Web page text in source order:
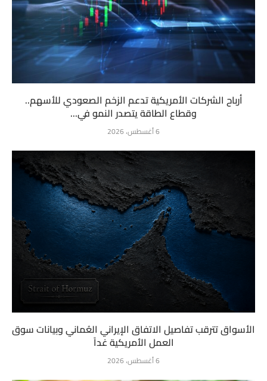
أرباح الشركات الأمريكية تدعم الزخم الصعودي للأسهم..
وقطاع الطاقة يتصدر النمو في...
6 أغسطس، 2026
الأسواق تترقب تفاصيل الاتفاق الإيراني العُماني وبيانات سوق
العمل الأمريكية غداً
6 أغسطس، 2026